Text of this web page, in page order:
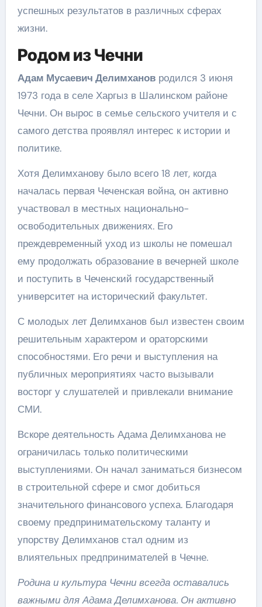
успешных результатов в различных сферах
жизни.
Родом из Чечни
Адам Мусаевич Делимхановродился 3 июня
1973 года в селе Харгыз в Шалинском районе
Чечни. Он вырос в семье сельского учителя и с
самого детства проявлял интерес к истории и
политике.
Хотя Делимханову было всего 18 лет, когда
началась первая Чеченская война, он активно
участвовал в местных национально-
освободительных движениях. Его
преждевременный уход из школы не помешал
ему продолжать образование в вечерней школе
и поступить в Чеченский государственный
университет на исторический факультет.
С молодых лет Делимханов был известен своим
решительным характером и ораторскими
способностями. Его речи и выступления на
публичных мероприятиях часто вызывали
восторг у слушателей и привлекали внимание
СМИ.
Вскоре деятельность Адама Делимханова не
ограничилась только политическими
выступлениями. Он начал заниматься бизнесом
в строительной сфере и смог добиться
значительного финансового успеха. Благодаря
своему предпринимательскому таланту и
упорству Делимханов стал одним из
влиятельных предпринимателей в Чечне.
Родина и культура Чечни всегда оставались
важными для Адама Делимханова. Он активно